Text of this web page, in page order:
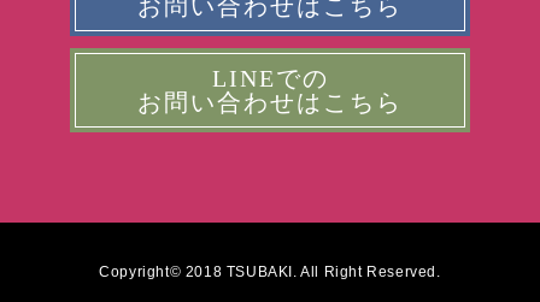
お問い合わせはこちら
LINEでの
お問い合わせはこちら
Copyright© 2018 TSUBAKI. All Right Reserved.